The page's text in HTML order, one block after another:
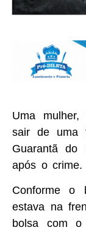
Uma
sair de uma
Guarantã do
após o crime.
Conforme o
estava na
bolsa com o